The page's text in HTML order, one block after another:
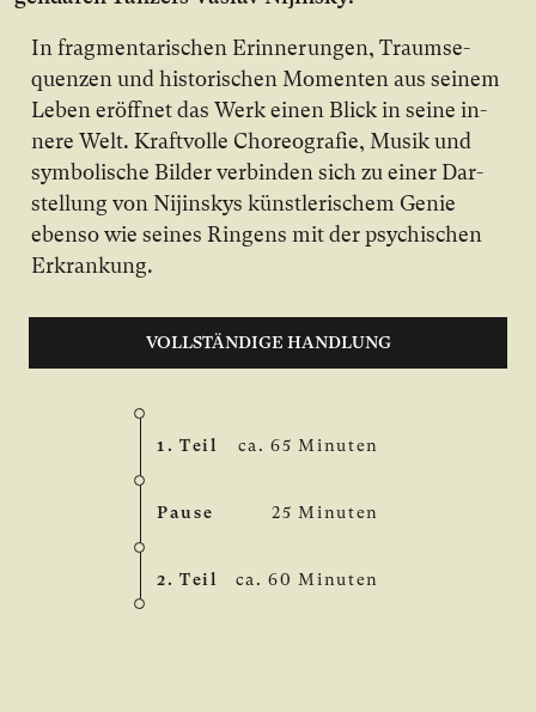
In frag­men­ta­ri­schen Er­in­ne­run­gen, Traum­se­
quen­zen und his­to­ri­schen Mo­men­ten aus sei­nem
Le­ben er­öff­net das Werk ei­nen Blick in sei­ne in­
ne­re Welt. Kraft­vol­le Cho­reo­gra­fie, Mu­sik und
sym­bo­li­sche Bil­der ver­bin­den sich zu ei­ner Dar­
stel­lung von Nijinskys künst­le­ri­schem Ge­nie
eben­so wie sei­nes Rin­gens mit der psy­chi­schen
Er­kran­kung.
VOLLSTÄNDIGE HANDLUNG
1. Teil ca. 65 Minuten
Pause 25 Minuten
2. Teil ca. 60 Minuten